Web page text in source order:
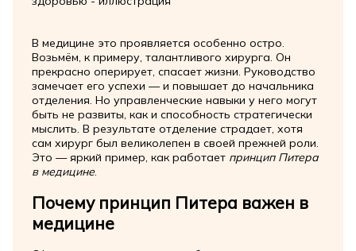
В медицине это проявляется особенно остро.
Возьмём, к примеру, талантливого хирурга. Он
прекрасно оперирует, спасает жизни. Руководство
замечает его успехи — и повышает до начальника
отделения. Но управленческие навыки у него могут
быть не развиты, как и способность стратегически
мыслить. В результате отделение страдает, хотя
сам хирург был великолепен в своей прежней роли.
Это — яркий пример, как работает принцип Питера
в медицине.
Почему принцип Питера важен в
медицине